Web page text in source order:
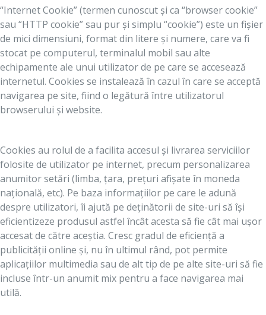
“Internet Cookie” (termen cunoscut și ca “browser cookie”
sau “HTTP cookie” sau pur și simplu “cookie”) este un fișier
de mici dimensiuni, format din litere și numere, care va fi
stocat pe computerul, terminalul mobil sau alte
echipamente ale unui utilizator de pe care se accesează
internetul. Cookies se instalează în cazul în care se acceptă
navigarea pe site, fiind o legătură între utilizatorul
browserului și website.
Cookies au rolul de a facilita accesul și livrarea serviciilor
folosite de utilizator pe internet, precum personalizarea
anumitor setări (limba, țara, prețuri afișate în moneda
națională, etc). Pe baza informațiilor pe care le adună
despre utilizatori, îi ajută pe deținătorii de site-uri să își
eficientizeze produsul astfel încât acesta să fie cât mai ușor
accesat de către aceștia. Cresc gradul de eficiență a
publicității online și, nu în ultimul rând, pot permite
aplicațiilor multimedia sau de alt tip de pe alte site-uri să fie
incluse într-un anumit mix pentru a face navigarea mai
utilă.